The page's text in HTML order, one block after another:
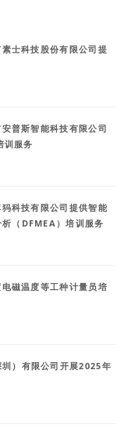
士科技股份有限公司提
普斯智能科技有限公司
训服务
科技有限公司提供智能
（DFMEA）培训服务
磁温度等工种计量员培
）有限公司开展2025年